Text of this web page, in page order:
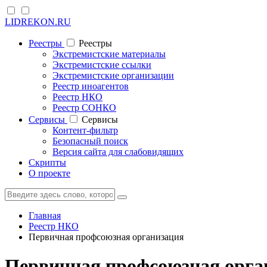
LIDREKON.RU
Реестры
Реестры
Экстремистские материалы
Экстремистские ссылки
Экстремистские организации
Реестр иноагентов
Реестр НКО
Реестр СОНКО
Cервисы
Cервисы
Контент-фильтр
Безопасный поиск
Версия сайта для слабовидящих
Скрипты
О проекте
Главная
Реестр НКО
Первичная профсоюзная организация